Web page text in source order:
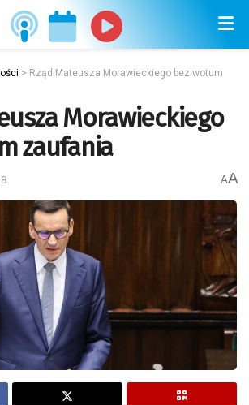
> Rząd Mateusza Morawieckiego bez wotum
Morawieckiego
zaufania
AA